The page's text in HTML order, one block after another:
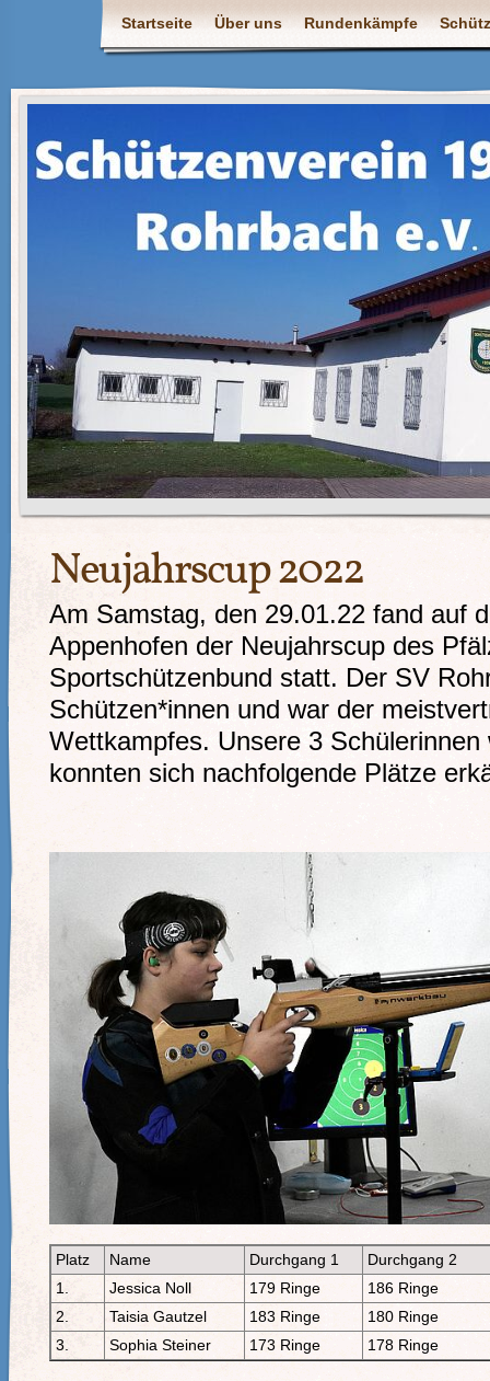
Startseite Über uns Rundenkämpfe
Neujahrscup 2022
Am Samstag, den 29.01.22 fand auf
Appenhofen der Neujahrscup des
Sportschützenbund statt. Der SV
Schützen*innen und war der
Wettkampfes. Unsere 3
konnten sich nachfolgende Plätze
Platz Name Durchgang 1
Durchgang 2
1.
Jessica Noll 179 Ringe
186 Ringe
2.
Taisia Gautzel 183 Ringe
180 Ringe
3.
Sophia Steiner 173 Ringe 178 Ringe